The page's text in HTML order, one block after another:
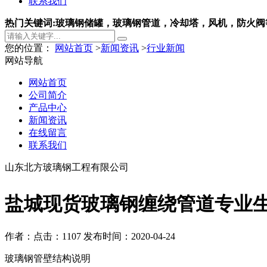
热门关键词:玻璃钢储罐，玻璃钢管道，冷却塔，风机，防火阀
您的位置： 网站首页 >新闻资讯 >行业新闻
盐城现货玻璃钢缠绕管道专业
作者： 点击：1107 发布时间：2020-04-24
玻璃钢管壁结构说明
网站导航
网站首页
公司简介
产品中心
新闻资讯
在线留言
联系我们
山东北方玻璃钢工程有限公司